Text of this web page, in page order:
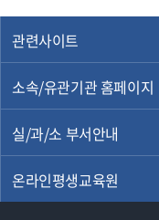
관련사이트
소속/유관기관 홈페이지
실/과/소 부서안내
온라인평생교육원